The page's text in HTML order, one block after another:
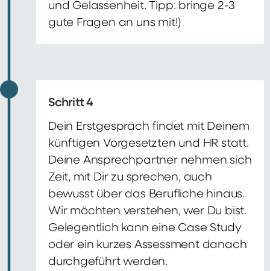
und Gelassenheit. Tipp: bringe 2-3
gute Fragen an uns mit!)
Schritt 4
Dein Erstgespräch findet mit Deinem
künftigen Vorgesetzten und HR statt.
Deine Ansprechpartner nehmen sich
Zeit, mit Dir zu sprechen, auch
bewusst über das Berufliche hinaus.
Wir möchten verstehen, wer Du bist.
Gelegentlich kann eine Case Study
oder ein kurzes Assessment danach
durchgeführt werden.